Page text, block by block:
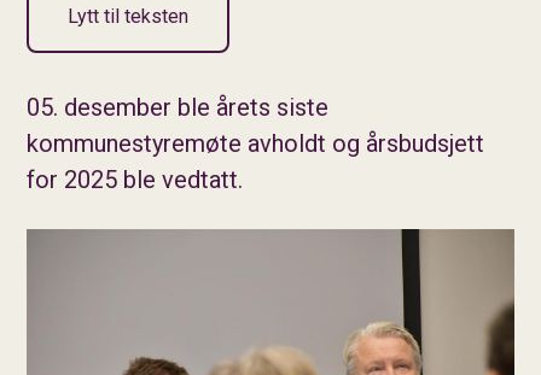
Lytt til teksten
05. desember ble årets siste
kommunestyremøte avholdt og årsbudsjett
for 2025 ble vedtatt.